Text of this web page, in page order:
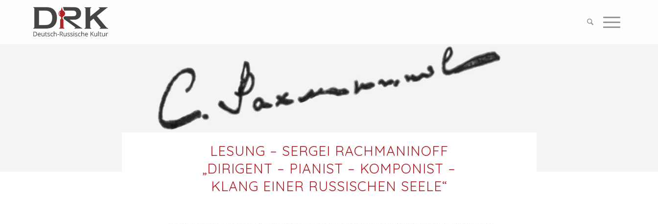
LESUNG – SERGEI RACHMANINOFF
„DIRIGENT – PIANIST – KOMPONIST –
KLANG EINER RUSSISCHEN SEELE“